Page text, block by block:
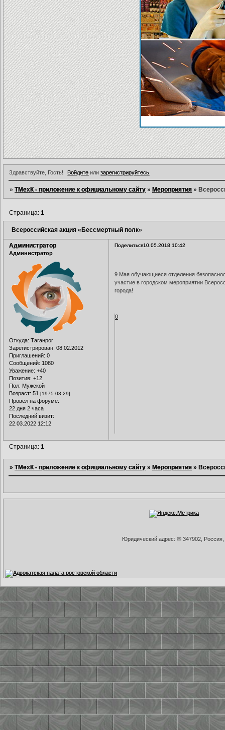
Здравствуйте, Гость! Войдите илизарегистрируйтесь
»ТМехК - приложение к официальному сайту » Мероприятия »
Всероссийская акция «Бессмертный полк»
Страница:1
Поделиться10.05.2018 10:42
Администратор
Администратор
Откуда: Таганрог
Зарегистрирован: 08.02.2012
Приглашений: 0
Сообщений: 1080
Уважение: +40
Позитив: +12
Пол: Мужской
Возраст: 51 [1975-03-29]
Провел на форуме:
22 дня 2 часа
Последний визит:
22.03.2022 12:12
9 Мая обучающиеся отделения
участие в городском мероприятии
города!
0
Страница:1
»ТМехК - приложение к официальному сайту » Мероприятия »
Юридический адрес: ✉ 347902,